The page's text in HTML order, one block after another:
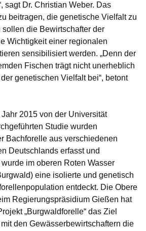
sagt Dr. Christian Weber. Das
beitragen, die genetische Vielfalt zu
die Bewirtschafter der
Wichtigkeit einer regionalen
sensibilisiert werden. „Denn der
Fischen trägt nicht unerheblich
genetischen Vielfalt bei“, betont
Jahr 2015 von der Universität
Studie wurden
Bachforelle aus verschiedenen
Deutschlands erfasst und
im oberen Roten Wasser
eine isolierte und genetisch
entdeckt. Die Obere
Regierungspräsidium Gießen hat
„Burgwaldforelle“ das Ziel
den Gewässerbewirtschaftern die